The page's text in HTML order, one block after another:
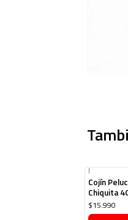
|
Cojín
Chiquita
$15.990